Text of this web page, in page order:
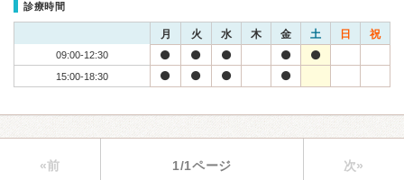
診療時間
月 火 水 木 金 土 日 祝
09:00-12:30
15:00-18:30
«前 1/1ページ 次»